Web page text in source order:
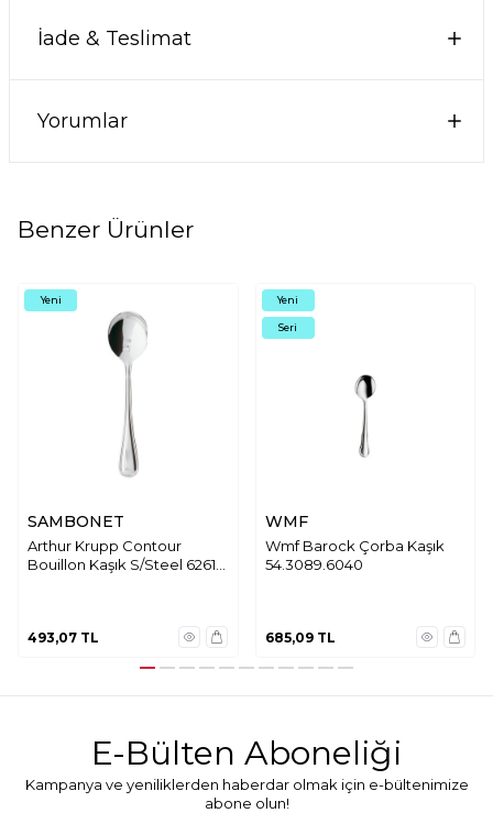
İade & Teslimat
Yorumlar
Benzer Ürünler
Yeni
SAMBONET
Arthur Krupp Contour
Bouillon Kaşık S/Steel 62611-
493,07 TL
Yeni
Seri
WMF
Wmf Barock Çorba Kaşık
54.3089.6040
685,09TL
E-Bülten Aboneliği
Kampanya ve yeniliklerden haberdar olmak için e-bültenimize
abone olun!